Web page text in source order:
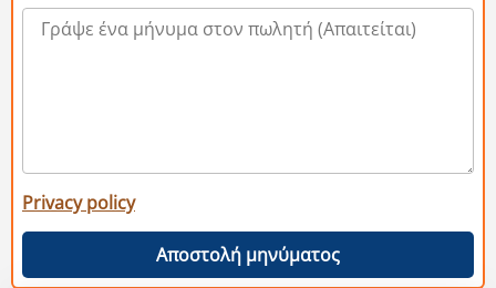
Privacy policy
Αποστολή μηνύματος